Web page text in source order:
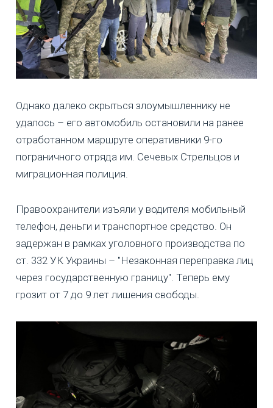
Однако далеко скрыться злоумышленнику не
удалось – его автомобиль остановили на ранее
отработанном маршруте оперативники 9-го
пограничного отряда им. Сечевых Стрельцов и
миграционная полиция.
Правоохранители изъяли у водителя мобильный
телефон, деньги и транспортное средство. Он
задержан в рамках уголовного производства по
ст. 332 УК Украины – "Незаконная переправка лиц
через государственную границу". Теперь ему
грозит от 7 до 9 лет лишения свободы.